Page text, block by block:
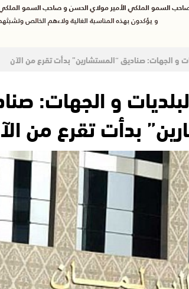
و الجهات: صناديق “المستشارين” بدأت تقرع من الآن
و الجهات:
بدأت تقرع من